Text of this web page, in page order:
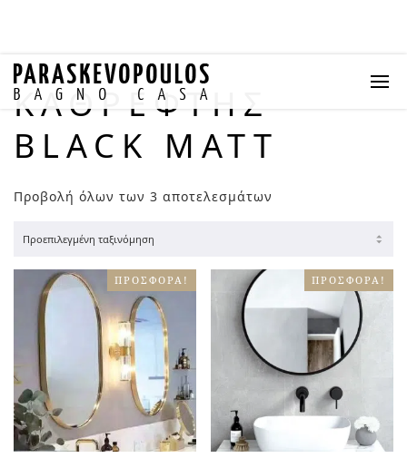
ΚΑΘΡΈΦΤΗΣ
BLACK MATT
Προβολή όλων των 3 αποτελεσμάτων
ΠΡΟΣΦΟΡΆ! ΠΡΟΣΦΟΡΆ!